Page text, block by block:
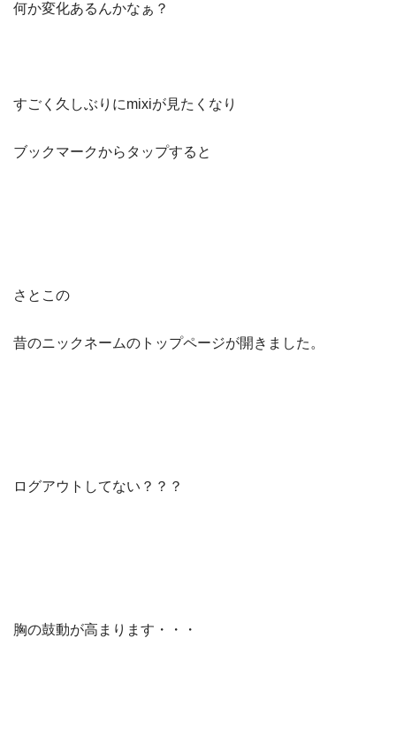
何か変化あるんかなぁ？
すごく久しぶりにmixiが見たくなり
ブックマークからタップすると
さとこの
昔のニックネームのトップページが開きました。
ログアウトしてない？？？
胸の鼓動が高まります・・・